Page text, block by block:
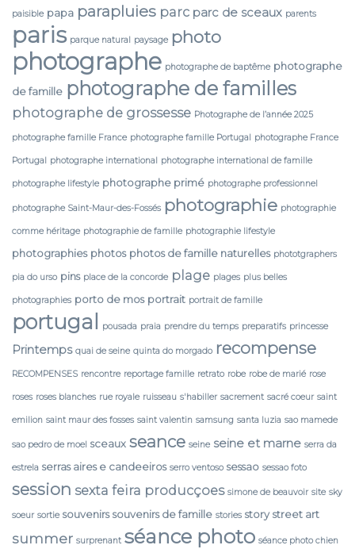
paisible papa parapluies parc parc de sceaux parents
paris parque natural paysage photo
photographe photographe de baptême photographe
de famille photographe de familles
photographe de grossesse Photographe de l’année 2025
photographe famille France photographe famille Portugal photographe France
Portugal photographe international photographe international de famille
photographe lifestyle photographe primé photographe professionnel
photographe Saint-Maur-des-Fossés photographie photographie
comme héritage photographie de famille photographie lifestyle
photographies photos photos de famille naturelles phototgraphers
pia do urso pins place de la concorde plage plages plus belles
photographies porto de mos portrait portrait de famille
portugal pousada praia prendre du temps preparatifs princesse
Printemps quai de seine quinta do morgado recompense
RECOMPENSES rencontre reportage famille retrato robe robe de marié rose
roses roses blanches rue royale ruisseau s'habiller sacrement sacré coeur saint
emilion saint maur des fosses saint valentin samsung santa luzia sao mamede
sao pedro de moel sceaux seance seine seine et marne serra da
estrela serras aires e candeeiros serro ventoso sessao sessao foto
session sexta feira producçoes simone de beauvoir site sky
soeur sortie souvenirs souvenirs de famille stories story street art
summer surprenant séance photo séance photo chien